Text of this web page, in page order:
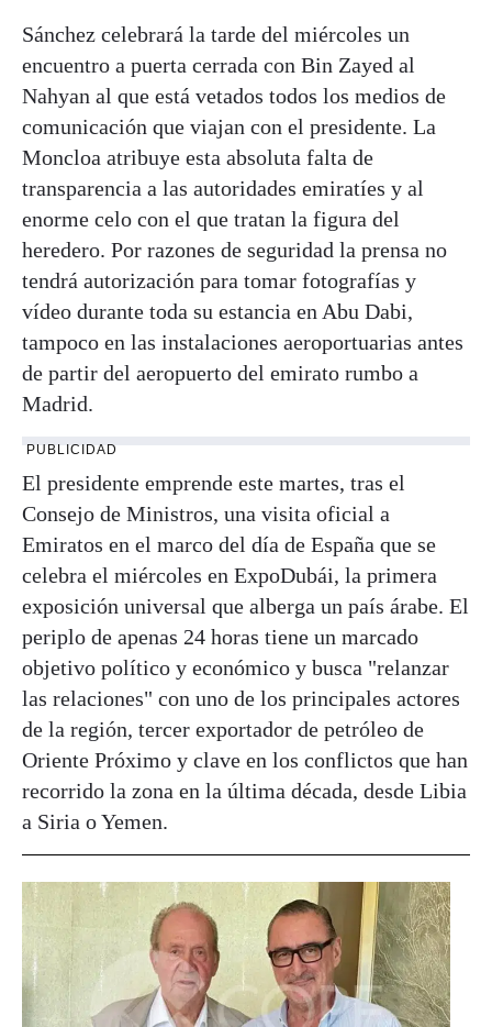
Sánchez celebrará la tarde del miércoles un
encuentro a puerta cerrada con Bin Zayed al
Nahyan al que está vetados todos los medios de
comunicación que viajan con el presidente. La
Moncloa atribuye esta absoluta falta de
transparencia a las autoridades emiratíes y al
enorme celo con el que tratan la figura del
heredero. Por razones de seguridad la prensa no
tendrá autorización para tomar fotografías y
vídeo durante toda su estancia en Abu Dabi,
tampoco en las instalaciones aeroportuarias antes
de partir del aeropuerto del emirato rumbo a
Madrid.
PUBLICIDAD
El presidente emprende este martes, tras el
Consejo de Ministros, una visita oficial a
Emiratos en el marco del día de España que se
celebra el miércoles en ExpoDubái, la primera
exposición universal que alberga un país árabe. El
periplo de apenas 24 horas tiene un marcado
objetivo político y económico y busca "relanzar
las relaciones" con uno de los principales actores
de la región, tercer exportador de petróleo de
Oriente Próximo y clave en los conflictos que han
recorrido la zona en la última década, desde Libia
a Siria o Yemen.